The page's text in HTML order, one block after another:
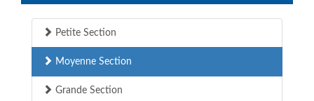
Petite Section
Moyenne Section
Grande Section